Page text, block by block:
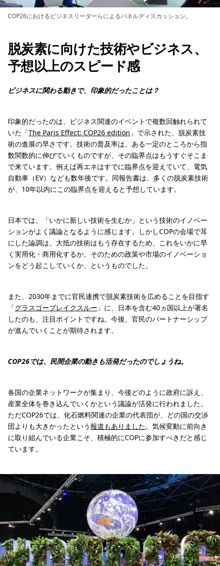
COP26におけるビジネスリーダーらによるパネルディスカッション。
脱炭素に向けた技術やビジネス、
予想以上のスピード感
ビジネスに関わる動きで、印象的だったことは？
印象的だったのは、ビジネス関連のイベントで複数回触れられて
いた「The Paris Effect: COP26 edition 」で示された、脱炭素技
術の進展の早さです。技術の普及率は、ある一定のところから指
数関数的に伸びていくものですが、その臨界点はもうすぐそこま
で来ています。例えば再エネはすでに臨界点を迎えていて、電気
自動車（EV）なども数年後です。同報告書は、多くの脱炭素技術
が、10年以内にこの臨界点を迎えると予想しています。
日本では、「いかに新しい技術を生むか」という技術のイノベー
ションがよく議論となるように感じます。しかしCOPの会場で耳
にした論調は、大抵の技術はもう存在するため、これをいかに早
く実用化・商用化するか、そのための政策や市場のイノベーショ
ンをどう起こしていくか、というものでした。
また、2030年までに官民連携で脱炭素技術を広めることを目指す
「グラスゴーブレイクスルー 」に、日本を含む40ヵ国以上が署名
したのも、注目ポイントですね。今後、官民のパートナーシップ
が進んでいくことが期待されます。
COP26では、民間企業の動きも活発だったのでしょうね。
各国の企業ネットワークが集まり、今後どのように政府に訴え、
産業全体を巻き込んでいくかという議論が活発に行われました。
ただCOP26では、化石燃料関連の企業の代表団が、どの国の交渉
団よりも大きかったという報道もありました。気候変動に前向き
に取り組んでいる企業こそ、積極的にCOPに参加すべきだと感じ
ています。